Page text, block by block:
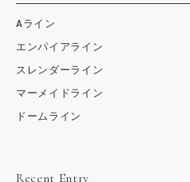
Aライン
エンパイアライン
スレンダーライン
マーメイドライン
ドームライン
Recent Entry